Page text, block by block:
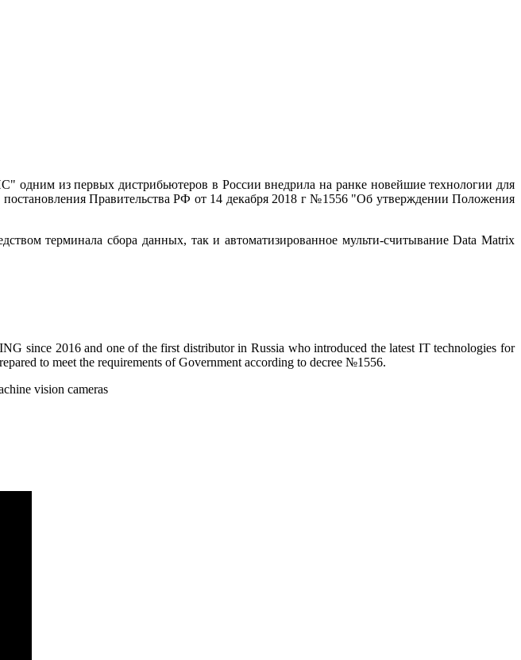
из первых дистрибьютеров в России внедрила на ранке новейшие технологии для
Правительства РФ от 14 декабря 2018 г №1556 "Об утверждении Положения
терминала сбора данных, так и автоматизированное мульти-считывание Data Matrix
2016 and one of the first distributor in Russia who introduced the latest IT technologies for
to meet the requirements of Government according to decree №1556.
vision cameras